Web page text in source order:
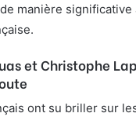
manière significative
et Christophe
ont su briller sur